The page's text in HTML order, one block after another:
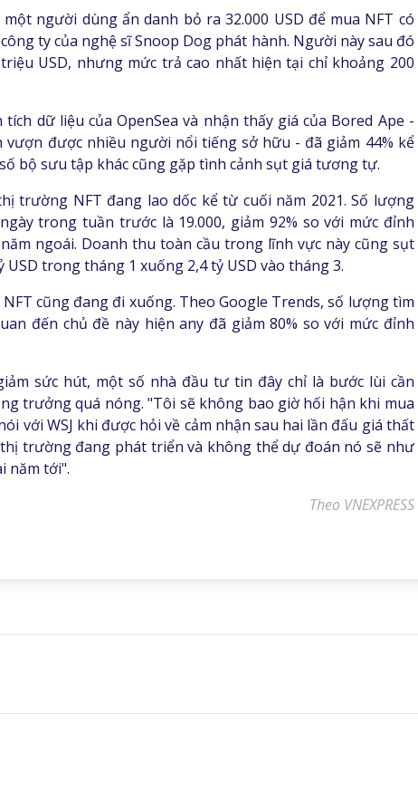
người dùng ẩn danh bỏ ra 32.000 USD để mua NFT có
ty của nghệ sĩ Snoop Dog phát hành. Người này sau đó
USD, nhưng mức trả cao nhất hiện tại chỉ khoảng 200
tích dữ liệu của OpenSea và nhận thấy giá của Bored Ape -
vượn được nhiều người nổi tiếng sở hữu - đã giảm 44% kể
bộ sưu tập khác cũng gặp tình cảnh sụt giá tương tự.
trường NFT đang lao dốc kể từ cuối năm 2021. Số lượng
trong tuần trước là 19.000, giảm 92% so với mức đỉnh
ngoái. Doanh thu toàn cầu trong lĩnh vực này cũng sụt
trong tháng 1 xuống 2,4 tỷ USD vào tháng 3.
cũng đang đi xuống. Theo Google Trends, số lượng tìm
đến chủ đề này hiện any đã giảm 80% so với mức đỉnh
sức hút, một số nhà đầu tư tin đây chỉ là bước lùi cần
trưởng quá nóng. "Tôi sẽ không bao giờ hối hận khi mua
với WSJ khi được hỏi về cảm nhận sau hai lần đấu giá thất
thị trường đang phát triển và không thể dự đoán nó sẽ như
năm tới".
Theo VNEXPRESS